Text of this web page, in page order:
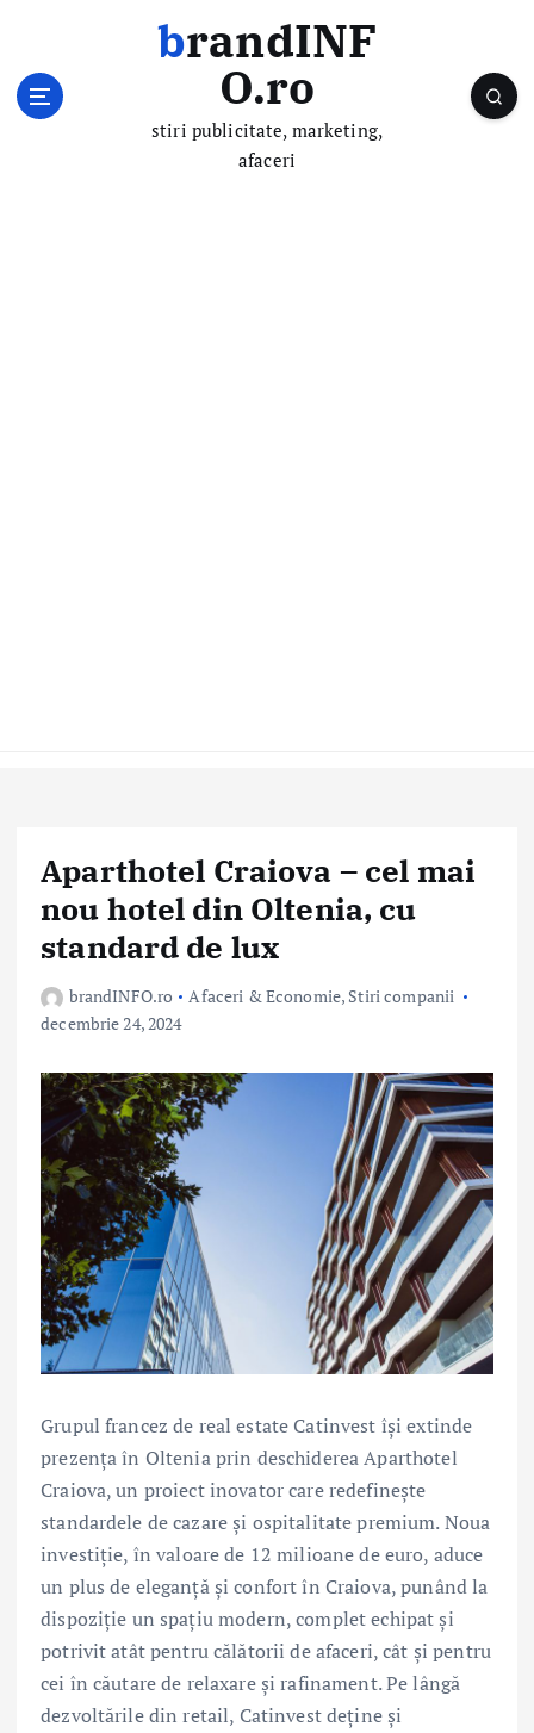
brandINF
O.ro
stiri publicitate, marketing,
afaceri
Aparthotel Craiova – cel mai
nou hotel din Oltenia, cu
standard de lux
brandINFO.ro Afaceri & Economie, Stiri companii
decembrie 24, 2024
Grupul francez de real estate Catinvest își extinde
prezența în Oltenia prin deschiderea Aparthotel
Craiova, un proiect inovator care redefinește
standardele de cazare și ospitalitate premium. Noua
investiție, în valoare de 12 milioane de euro, aduce
un plus de eleganță și confort în Craiova, punând la
dispoziție un spațiu modern, complet echipat și
potrivit atât pentru călătorii de afaceri, cât și pentru
cei în căutare de relaxare și rafinament. Pe lângă
dezvoltările din retail, Catinvest deține și